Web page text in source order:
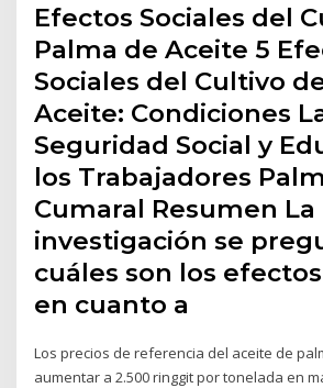
Efectos Sociales del
Palma de Aceite 5
Sociales del Cultivo
Aceite: Condiciones
Seguridad Social y
los Trabajadores
Cumaral Resumen
investigación se
cuáles son los
en cuanto a
Los precios de referencia del aceite de
aumentar a 2.500 ringgit por tonelada en